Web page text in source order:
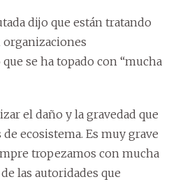
dijo que están tratando
se ha topado con “mucha
el daño y la gravedad que
ecosistema. Es muy grave
tropezamos con mucha
las autoridades que